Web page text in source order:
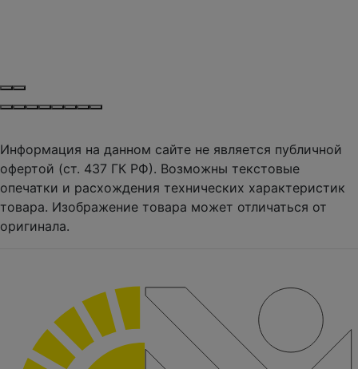
Информация на данном сайте не является публичной
офертой (ст. 437 ГК РФ). Возможны текстовые
опечатки и расхождения технических характеристик
товара. Изображение товара может отличаться от
оригинала.